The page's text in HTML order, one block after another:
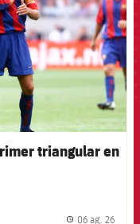
triangular en
06 ag. 26